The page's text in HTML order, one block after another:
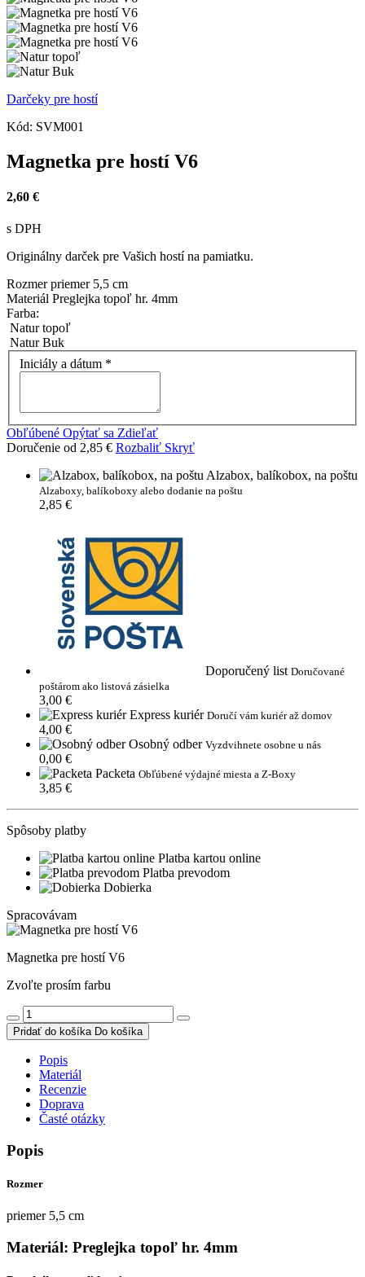
Darčeky pre hostí
Kód: SVM001
Magnetka pre hostí V6
2,60 €
s DPH
Originálny darček pre Vašich hostí na pamiatku.
Rozmer priemer 5,5 cm
Materiál Preglejka topoľ hr. 4mm
Farba:
Natur topoľ
Natur Buk
Iniciály a dátum *
Obľúbené Opýtať sa Zdieľať
Doručenie od 2,85 € Rozbaliť Skryť
Alzabox, balíkobox, na poštu
Alzaboxy, balíkoboxy alebo dodanie na poštu
2,85 €
Doporučený list Doručované
poštárom ako listová zásielka
3,00 €
Express kuriér Doručí vám kuriér až domov
4,00 €
Osobný odber Vyzdvihnete osobne u nás
0,00 €
Packeta Obľúbené výdajné miesta a Z-Boxy
3,85 €
Spôsoby platby
Platba kartou online
Platba prevodom
Dobierka
Spracovávam
Magnetka pre hostí V6
Zvoľte prosím farbu
Pridať do košíka Do košíka
Popis
Materiál
Recenzie
Doprava
Časté otázky
Popis
Rozmer
priemer 5,5 cm
Materiál: Preglejka topoľ hr. 4mm